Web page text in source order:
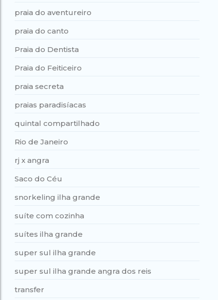
praia do aventureiro
praia do canto
Praia do Dentista
Praia do Feiticeiro
praia secreta
praias paradisíacas
quintal compartilhado
Rio de Janeiro
rj x angra
Saco do Céu
snorkeling ilha grande
suíte com cozinha
suítes ilha grande
super sul ilha grande
super sul ilha grande angra dos reis
transfer